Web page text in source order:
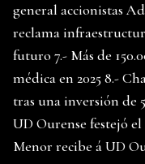
general accionistas
reclama
futuro 7.- Más de
médica en 2025 8.-
tras una inversión de
UD Ourense festejó
Menor recibe á UD